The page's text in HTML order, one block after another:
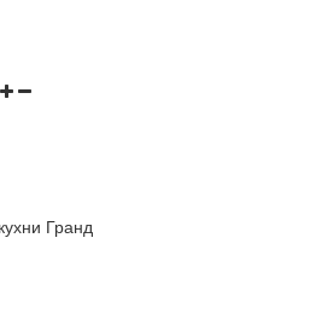
Гранд